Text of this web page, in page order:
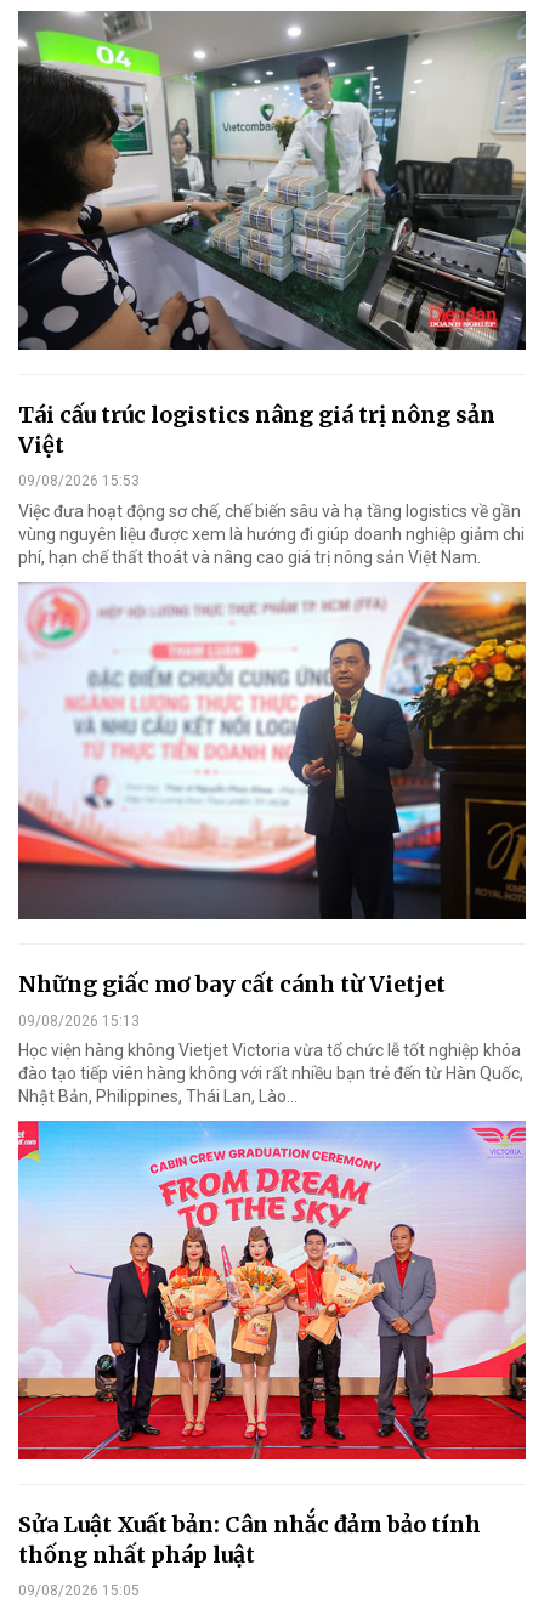
Tái cấu trúc logistics nâng giá trị nông sản
Việt
09/08/2026 15:53
Việc đưa hoạt động sơ chế, chế biến sâu và hạ tầng logistics về gần
vùng nguyên liệu được xem là hướng đi giúp doanh nghiệp giảm chi
phí, hạn chế thất thoát và nâng cao giá trị nông sản Việt Nam.
Những giấc mơ bay cất cánh từ Vietjet
09/08/2026 15:13
Học viện hàng không Vietjet Victoria vừa tổ chức lễ tốt nghiệp khóa
đào tạo tiếp viên hàng không với rất nhiều bạn trẻ đến từ Hàn Quốc,
Nhật Bản, Philippines, Thái Lan, Lào…
Sửa Luật Xuất bản: Cân nhắc đảm bảo tính
thống nhất pháp luật
09/08/2026 15:05